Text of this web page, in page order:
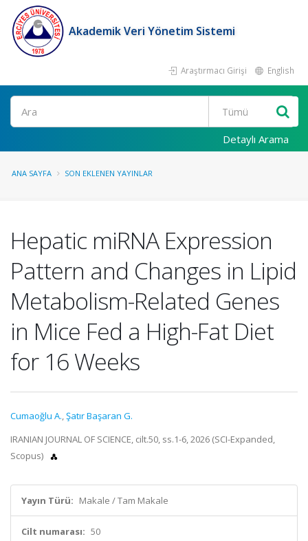
Akademik Veri Yönetim Sistemi
Araştırmacı Girişi English
Ara
Detaylı Arama
ANA SAYFA SON EKLENEN YAYINLAR
Hepatic miRNA Expression
Pattern and Changes in Lipid
Metabolism-Related Genes
in Mice Fed a High-Fat Diet
for 16 Weeks
Cumaoğlu A.,Şatır Başaran G.
IRANIAN JOURNAL OF SCIENCE, cilt.50, ss.1-6, 2026 (SCI-Expanded,
Scopus)
Yayın Türü: Makale / Tam Makale
Cilt numarası: 50